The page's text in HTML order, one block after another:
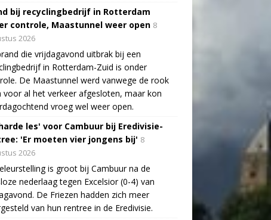
bij recyclingbedrijf in Rotterdam
controle, Maastunnel weer open 8
2026
die vrijdagavond uitbrak bij een
in Rotterdam-Zuid is onder
De Maastunnel werd vanwege de rook
voor al het verkeer afgesloten, maar kon
vroeg wel weer open.
les' voor Cambuur bij Eredivisie-
'Er moeten vier jongens bij' 8
2026
is groot bij Cambuur na de
nederlaag tegen Excelsior (0-4) van
De Friezen hadden zich meer
van hun rentree in de Eredivisie.